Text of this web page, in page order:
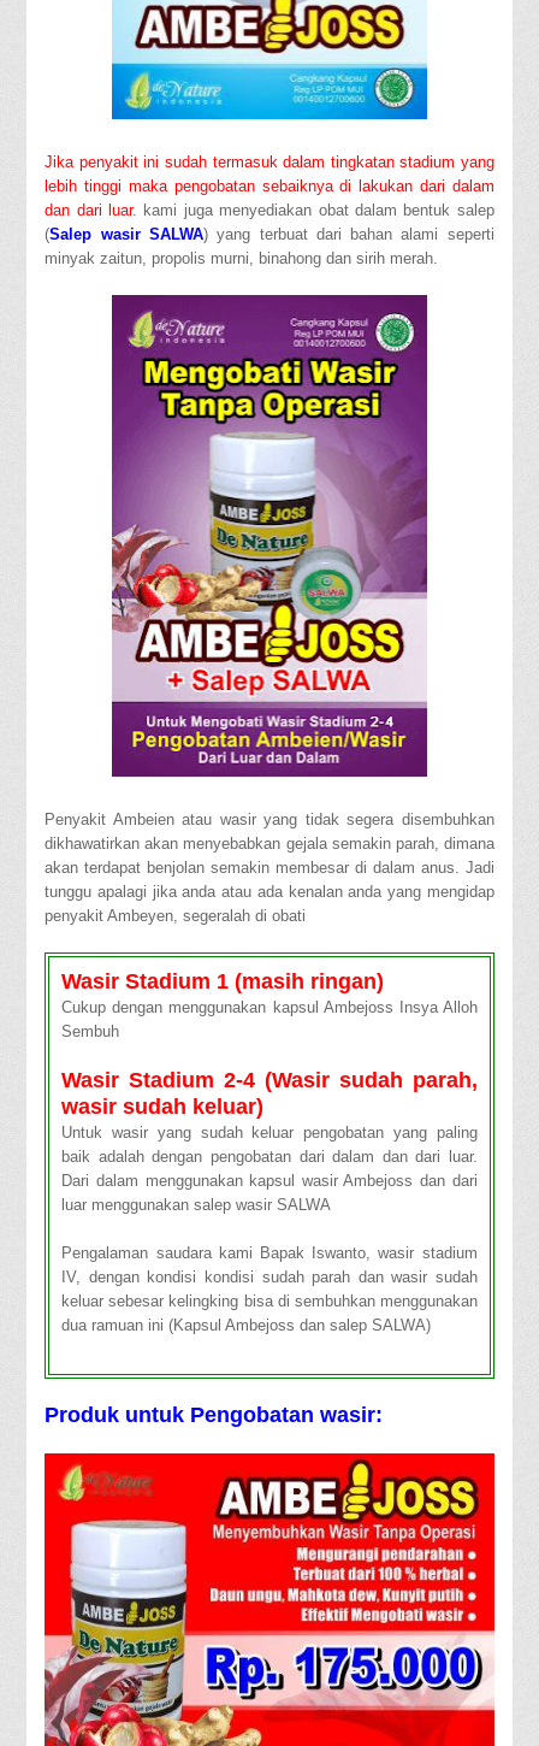
Jika penyakit ini sudah termasuk dalam tingkatan stadium yang
lebih tinggi maka pengobatan sebaiknya di lakukan dari dalam
dan dari luar. kami juga menyediakan obat dalam bentuk salep
(Salep wasir SALWA) yang terbuat dari bahan alami seperti
minyak zaitun, propolis murni, binahong dan sirih merah.
Penyakit Ambeien atau wasir yang tidak segera disembuhkan
dikhawatirkan akan menyebabkan gejala semakin parah, dimana
akan terdapat benjolan semakin membesar di dalam anus. Jadi
tunggu apalagi jika anda atau ada kenalan anda yang mengidap
penyakit Ambeyen, segeralah di obati
Wasir Stadium 1 (masih ringan)
Cukup dengan menggunakan kapsul Ambejoss Insya Alloh
Sembuh
Wasir Stadium 2-4 (Wasir sudah parah,
wasir sudah keluar)
Untuk wasir yang sudah keluar pengobatan yang paling
baik adalah dengan pengobatan dari dalam dan dari luar.
Dari dalam menggunakan kapsul wasir Ambejoss dan dari
luar menggunakan salep wasir SALWA
Pengalaman saudara kami Bapak Iswanto, wasir stadium
IV, dengan kondisi kondisi sudah parah dan wasir sudah
keluar sebesar kelingking bisa di sembuhkan menggunakan
dua ramuan ini (Kapsul Ambejoss dan salep SALWA)
Produk untuk Pengobatan wasir: